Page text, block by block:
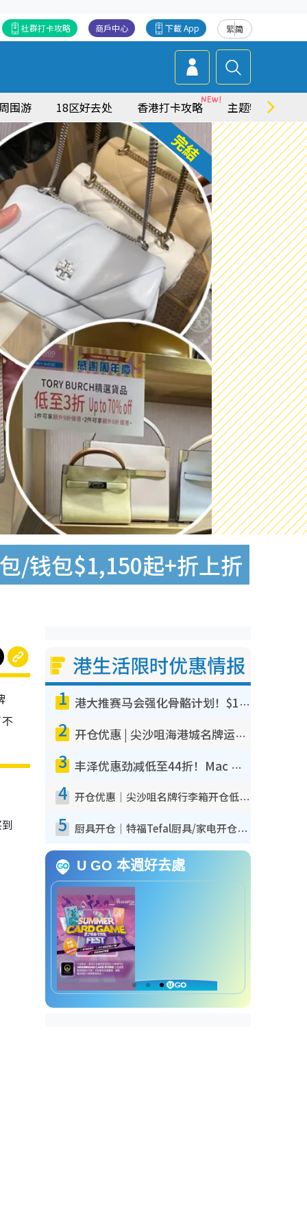
繁简
下載 App
商戶中心
社群打卡攻略
围游 18区好去处 香港打卡攻略 主题特集
/钱包$1,150起+折上折
港生活限时优惠情报
1 港大推赛马会强化骨骼计划！$100骨质密度X光检查 完成免费运动训练送超市礼券！附参加资格
2 开仓优惠 | 尖沙咀海港城名牌运动鞋开仓低至1折！On鞋$899起/Joy&Peace鞋履$98起
3 丰泽优惠劲减低至44折！Mac mini/iPhone 17 Pro大减价！厨房家电$220起
4 开仓优惠｜尖沙咀名牌行李箱开仓低至4折！一连5日 American Tourister/ace./Hallmark $200起
5 厨具开仓｜特福Tefal厨具/家电开仓低至3折！$220起买平底锅/炒锅/汤锅！电饭煲/吸尘器/挂烫机$418起
U GO 本週好去處